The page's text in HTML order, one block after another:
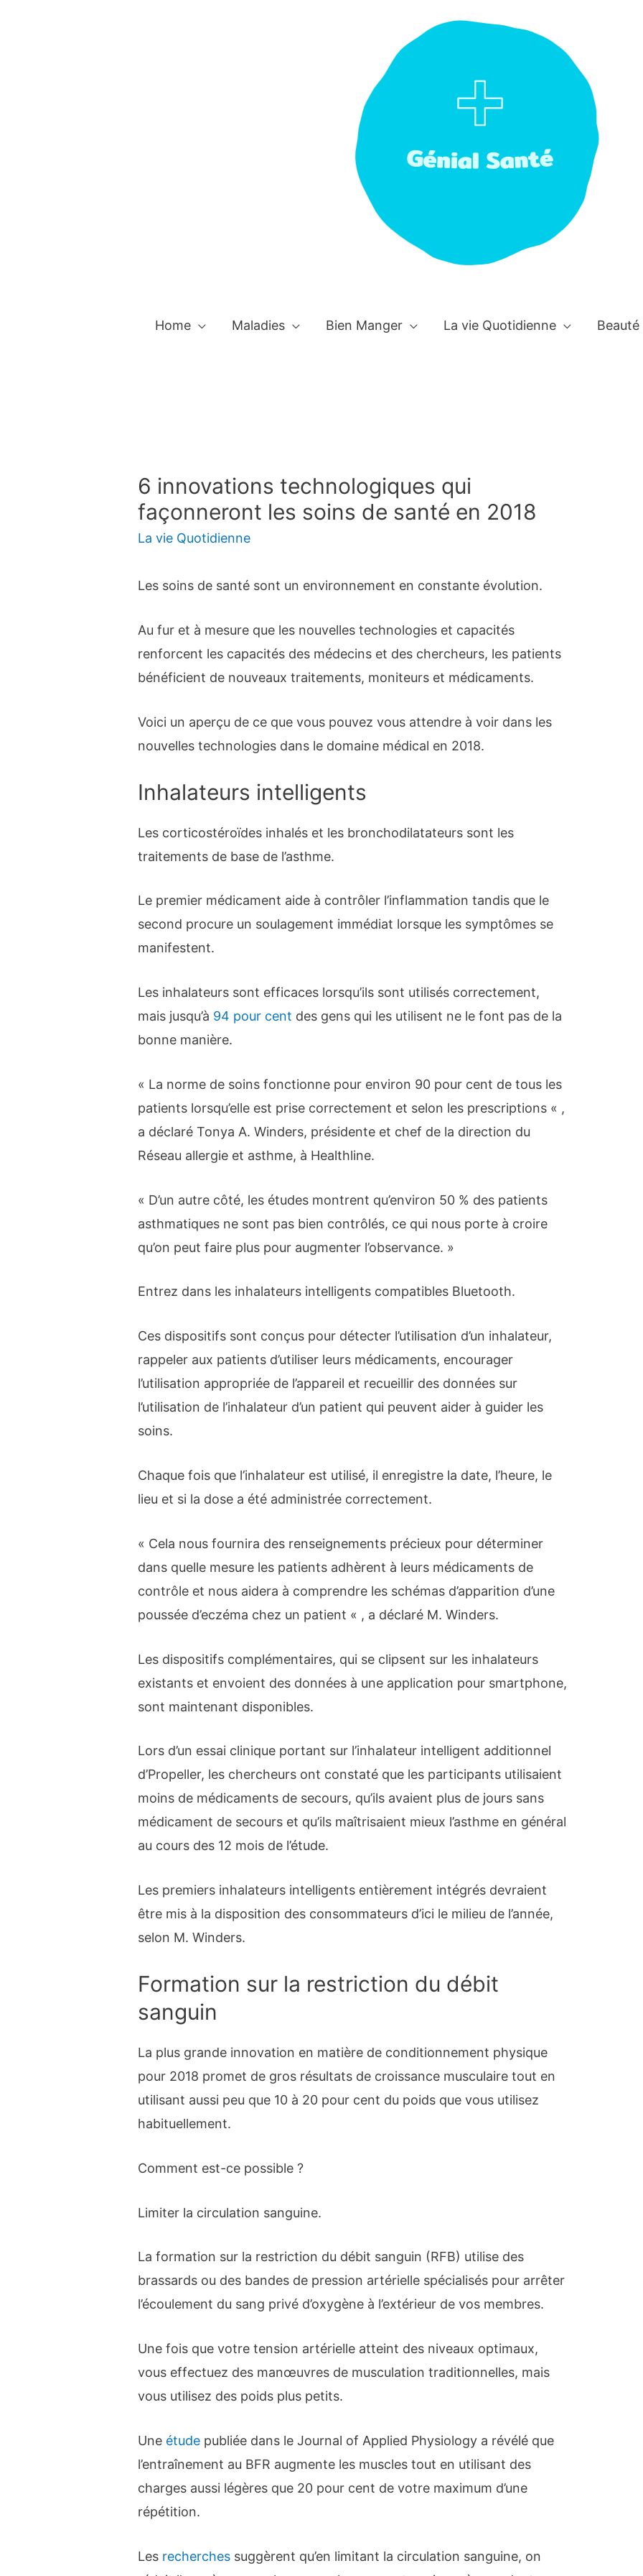
Home Maladies Bien Manger La vie Quotidienne Beauté
6 innovations technologiques qui
façonneront les soins de santé en 2018
La vie Quotidienne
Les soins de santé sont un environnement en constante évolution.
Au fur et à mesure que les nouvelles technologies et capacités
renforcent les capacités des médecins et des chercheurs, les patients
bénéficient de nouveaux traitements, moniteurs et médicaments.
Voici un aperçu de ce que vous pouvez vous attendre à voir dans les
nouvelles technologies dans le domaine médical en 2018.
Inhalateurs intelligents
Les corticostéroïdes inhalés et les bronchodilatateurs sont les
traitements de base de l’asthme.
Le premier médicament aide à contrôler l’inflammation tandis que le
second procure un soulagement immédiat lorsque les symptômes se
manifestent.
Les inhalateurs sont efficaces lorsqu’ils sont utilisés correctement,
mais jusqu’à 94 pour cent des gens qui les utilisent ne le font pas de la
bonne manière.
« La norme de soins fonctionne pour environ 90 pour cent de tous les
patients lorsqu’elle est prise correctement et selon les prescriptions « ,
a déclaré Tonya A. Winders, présidente et chef de la direction du
Réseau allergie et asthme, à Healthline.
« D’un autre côté, les études montrent qu’environ 50 % des patients
asthmatiques ne sont pas bien contrôlés, ce qui nous porte à croire
qu’on peut faire plus pour augmenter l’observance. »
Entrez dans les inhalateurs intelligents compatibles Bluetooth.
Ces dispositifs sont conçus pour détecter l’utilisation d’un inhalateur,
rappeler aux patients d’utiliser leurs médicaments, encourager
l’utilisation appropriée de l’appareil et recueillir des données sur
l’utilisation de l’inhalateur d’un patient qui peuvent aider à guider les
soins.
Chaque fois que l’inhalateur est utilisé, il enregistre la date, l’heure, le
lieu et si la dose a été administrée correctement.
« Cela nous fournira des renseignements précieux pour déterminer
dans quelle mesure les patients adhèrent à leurs médicaments de
contrôle et nous aidera à comprendre les schémas d’apparition d’une
poussée d’eczéma chez un patient « , a déclaré M. Winders.
Les dispositifs complémentaires, qui se clipsent sur les inhalateurs
existants et envoient des données à une application pour smartphone,
sont maintenant disponibles.
Lors d’un essai clinique portant sur l’inhalateur intelligent additionnel
d’Propeller, les chercheurs ont constaté que les participants utilisaient
moins de médicaments de secours, qu’ils avaient plus de jours sans
médicament de secours et qu’ils maîtrisaient mieux l’asthme en général
au cours des 12 mois de l’étude.
Les premiers inhalateurs intelligents entièrement intégrés devraient
être mis à la disposition des consommateurs d’ici le milieu de l’année,
selon M. Winders.
Formation sur la restriction du débit
sanguin
La plus grande innovation en matière de conditionnement physique
pour 2018 promet de gros résultats de croissance musculaire tout en
utilisant aussi peu que 10 à 20 pour cent du poids que vous utilisez
habituellement.
Comment est-ce possible ?
Limiter la circulation sanguine.
La formation sur la restriction du débit sanguin (RFB) utilise des
brassards ou des bandes de pression artérielle spécialisés pour arrêter
l’écoulement du sang privé d’oxygène à l’extérieur de vos membres.
Une fois que votre tension artérielle atteint des niveaux optimaux,
vous effectuez des manœuvres de musculation traditionnelles, mais
vous utilisez des poids plus petits.
Une étude publiée dans le Journal of Applied Physiology a révélé que
l’entraînement au BFR augmente les muscles tout en utilisant des
charges aussi légères que 20 pour cent de votre maximum d’une
répétition.
Les recherches suggèrent qu’en limitant la circulation sanguine, on